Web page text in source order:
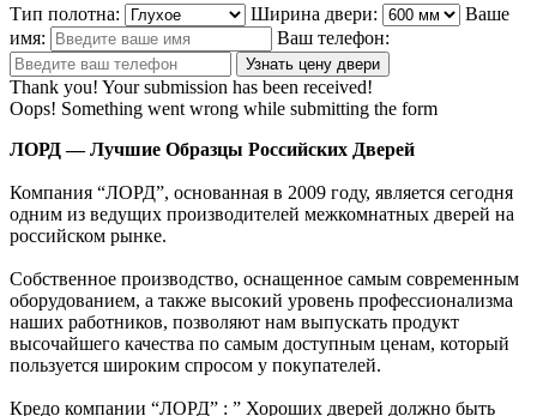
Тип полотна: Ширина двери:
Ваше
имя:
Ваш телефон:
Thank you! Your submission has been received!
Oops! Something went wrong while submitting the form
ЛОРД — Лучшие Образцы Российских Дверей
Компания “ЛОРД”, основанная в 2009 году, является сегодня
одним из ведущих производителей межкомнатных дверей на
российском рынке.
Собственное производство, оснащенное самым современным
оборудованием, а также высокий уровень профессионализма
наших работников, позволяют нам выпускать продукт
высочайшего качества по самым доступным ценам, который
пользуется широким спросом у покупателей.
Кредо компании “ЛОРД” : ” Хороших дверей должно быть